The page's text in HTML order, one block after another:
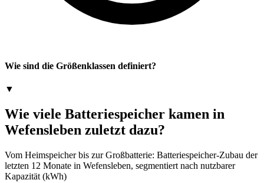
Wie sind die Größenklassen definiert?
▼
Wie viele Batteriespeicher kamen in
Wefensleben zuletzt dazu?
Vom Heimspeicher bis zur Großbatterie: Batteriespeicher-Zubau der
letzten 12 Monate in Wefensleben, segmentiert nach nutzbarer
Kapazität (kWh)